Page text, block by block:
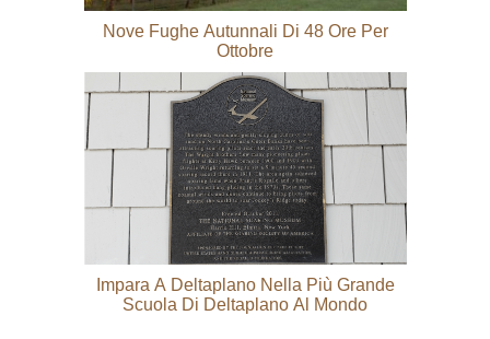
Nove Fughe Autunnali Di 48 Ore Per
Ottobre
Impara A Deltaplano Nella Più Grande
Scuola Di Deltaplano Al Mondo